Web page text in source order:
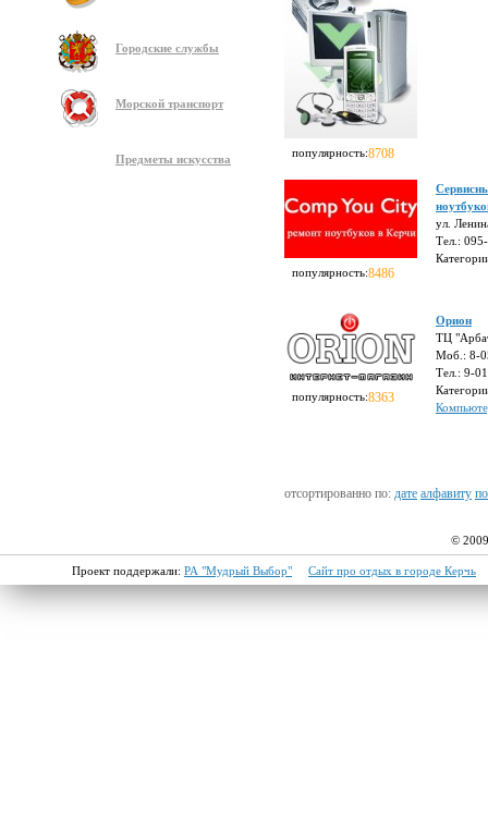
Городские службы
Морской транспорт
Предметы искусства популярность:8708
популярность:8486
ул.
Тел.:
популярность:8363
Орион
ТЦ
Моб.: 8-
Тел.: 9-
отсортированно по: дате алфавиту
©
Проект поддержали: РА "Мудрый Выбор" Сайт про отдых в городе Керчь